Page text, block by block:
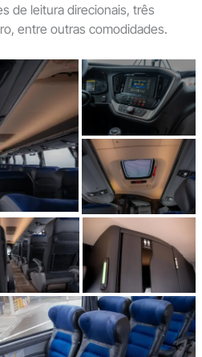
de leitura direcionais, três
entre outras comodidades.